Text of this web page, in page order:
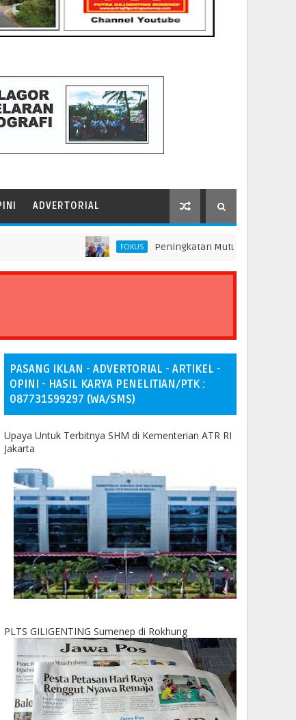
ADVERTORIAL
FOKUS Peningkatan Mutu Pendidikan di SMP
PASANG IKLAN - ADVERTORIAL - ARTIKEL -
OPINI - HASIL KARYA PENELITIAN/PTK :
087731599297 (WA/SMS)
Upaya Untuk Terbitnya SHM di Kementerian ATR RI
Jakarta
PLTS GILIGENTING Sumenep di Rokhung